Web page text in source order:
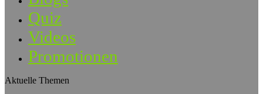
Quiz
Videos
Promotionen
Aktuelle Themen